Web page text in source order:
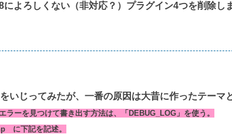
よろしくない（非対応？）プラグイン4つを削除し
いじってみたが、一番の原因は大昔に作ったテーマ
ラーを見つけて書き出す方法は、「DEBUG_LOG」を使う。
に下記を記述。